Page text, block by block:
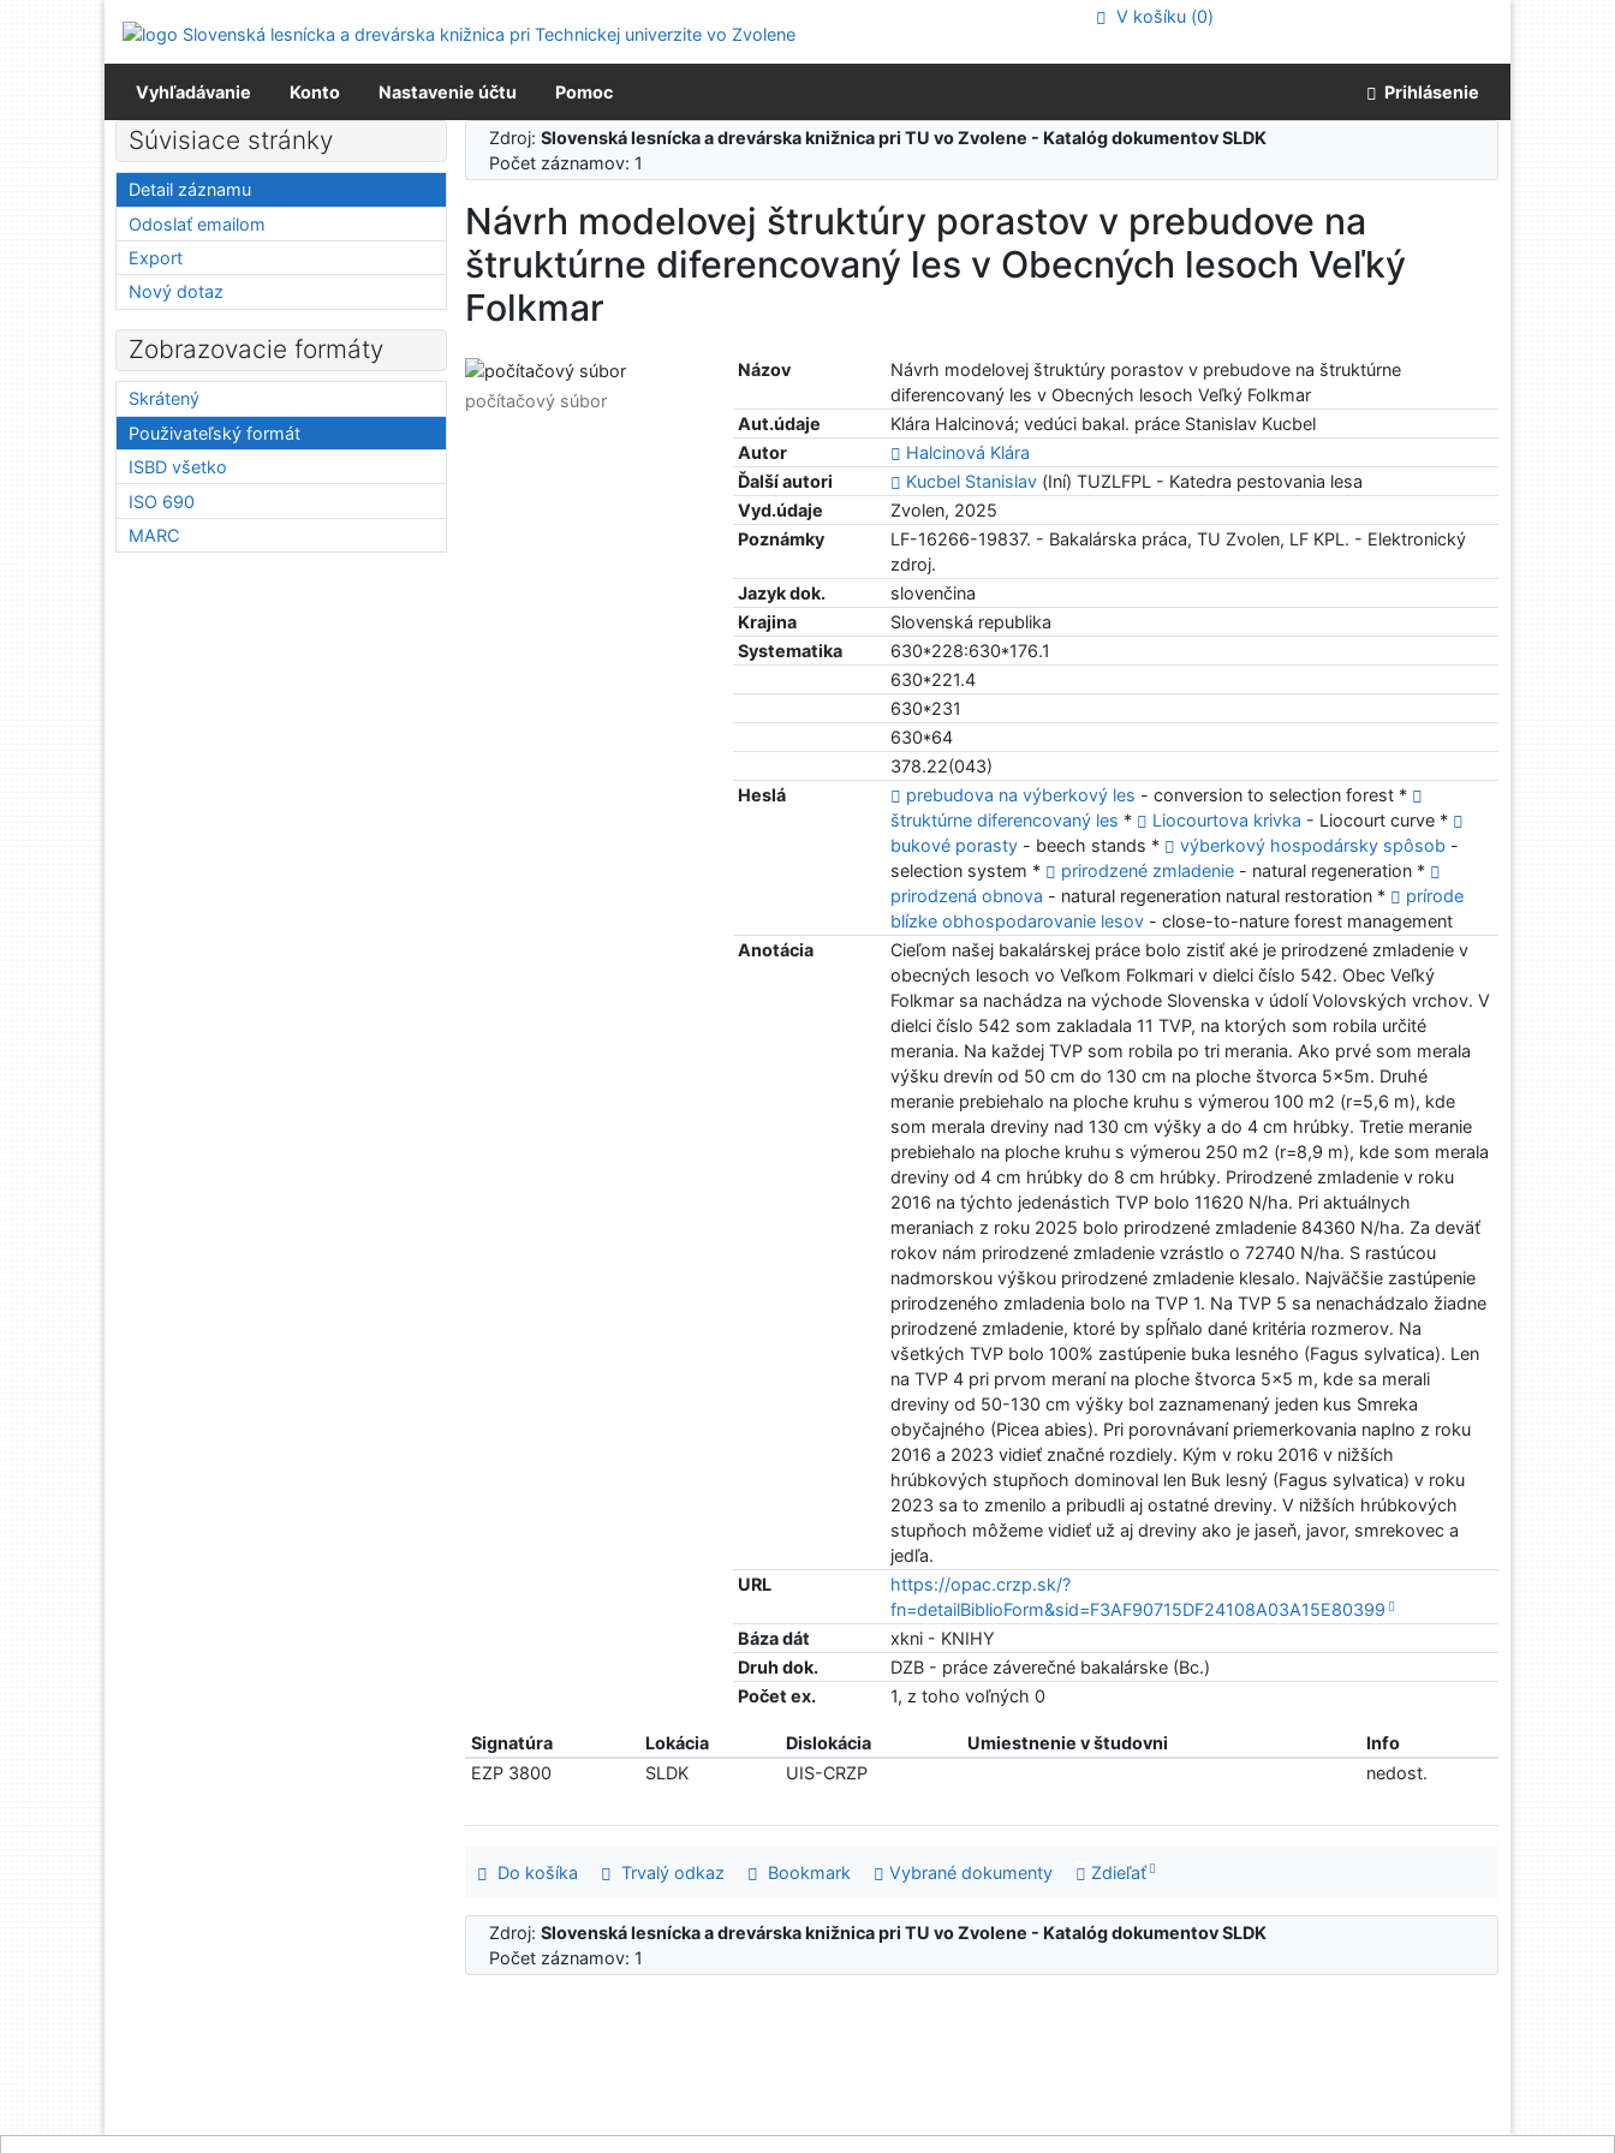
Prejsť na menu
Prehlásenie o webovej prístupnosti
V košíku (0)
Vyhľadávanie Konto Nastavenie účtu Pomoc Prihlásenie
Zdroj:Slovenská lesnícka a drevárska knižnica pri TU vo Zvolene - Katalóg dokumentov SLDK
Počet záznamov: 1
Návrh modelovej štruktúry porastov v prebudove na
štruktúrne diferencovaný les v Obecných lesoch Veľký
Folkmar
Názov
Návrh modelovej štruktúry porastov v prebudove na štruktúrne
diferencovaný les v Obecných lesoch Veľký Folkmar
Aut.údaje
Klára Halcinová; vedúci bakal. práce Stanislav Kucbel
Autor
Halcinová Klára
Ďalší autori
Kucbel Stanislav (Iní) TUZLFPL - Katedra pestovania lesa
Vyd.údaje
Zvolen, 2025
Poznámky
LF-16266-19837. - Bakalárska práca, TU Zvolen, LF KPL. - Elektronický
zdroj.
Jazyk dok.
slovenčina
Krajina
Slovenská republika
Systematika
630*228:630*176.1
630*221.4
630*231
630*64
378.22(043)
Heslá
prebudova na výberkový les - conversion to selection forest *
štruktúrne diferencovaný les * Liocourtova krivka - Liocourt curve *
bukové porasty - beech stands * výberkový hospodársky spôsob -
selection system *
prirodzené zmladenie - natural regeneration *
prirodzená obnova - natural regeneration natural restoration *
prírode
blízke obhospodarovanie lesov - close-to-nature forest management
Anotácia
Cieľom našej bakalárskej práce bolo zistiť aké je prirodzené zmladenie v
obecných lesoch vo Veľkom Folkmari v dielci číslo 542. Obec Veľký
Folkmar sa nachádza na východe Slovenska v údolí Volovských vrchov. V
dielci číslo 542 som zakladala 11 TVP, na ktorých som robila určité
merania. Na každej TVP som robila po tri merania. Ako prvé som merala
výšku drevín od 50 cm do 130 cm na ploche štvorca 5x5m. Druhé
meranie prebiehalo na ploche kruhu s výmerou 100 m2 (r=5,6 m), kde
som merala dreviny nad 130 cm výšky a do 4 cm hrúbky. Tretie meranie
prebiehalo na ploche kruhu s výmerou 250 m2 (r=8,9 m), kde som merala
dreviny od 4 cm hrúbky do 8 cm hrúbky. Prirodzené zmladenie v roku
2016 na týchto jedenástich TVP bolo 11620 N/ha. Pri aktuálnych
meraniach z roku 2025 bolo prirodzené zmladenie 84360 N/ha. Za deväť
rokov nám prirodzené zmladenie vzrástlo o 72740 N/ha. S rastúcou
nadmorskou výškou prirodzené zmladenie klesalo. Najväčšie zastúpenie
prirodzeného zmladenia bolo na TVP 1. Na TVP 5 sa nenachádzalo žiadne
prirodzené zmladenie, ktoré by spĺňalo dané kritéria rozmerov. Na
všetkých TVP bolo 100% zastúpenie buka lesného (Fagus sylvatica). Len
na TVP 4 pri prvom meraní na ploche štvorca 5x5 m, kde sa merali
dreviny od 50-130 cm výšky bol zaznamenaný jeden kus Smreka
obyčajného (Picea abies). Pri porovnávaní priemerkovania naplno z roku
2016 a 2023 vidieť značné rozdiely. Kým v roku 2016 v nižších
hrúbkových stupňoch dominoval len Buk lesný (Fagus sylvatica) v roku
2023 sa to zmenilo a pribudli aj ostatné dreviny. V nižších hrúbkových
stupňoch môžeme vidieť už aj dreviny ako je jaseň, javor, smrekovec a
jedľa.
URL
https://opac.crzp.sk/?
fn=detailBiblioForm&sid=F3AF90715DF24108A03A15E80399
Báza dát
xkni - KNIHY
Druh dok.
DZB - práce záverečné bakalárske (Bc.)
Počet ex.
1, z toho voľných 0
počítačový súbor
Signatúra Lokácia Dislokácia Umiestnenie v študovni
Info
EZP 3800
SLDK UIS-CRZP nedost.
Do košíka Trvalý odkaz Bookmark Vybrané dokumenty Zdieľať
Zdroj:Slovenská lesnícka a drevárska knižnica pri TU vo Zvolene - Katalóg dokumentov SLDK
Počet záznamov: 1
Súvisiace stránky
Detail záznamu
Odoslať emailom
Export
Nový dotaz
Zobrazovacie formáty
Skrátený
Použivateľský formát
ISBD všetko
ISO 690
MARC